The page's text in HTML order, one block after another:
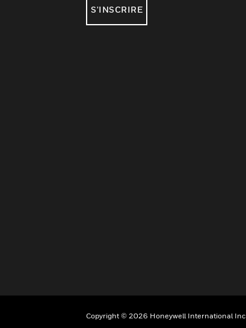
S'INSCRIRE
Copyright © 2026 Honeywell International Inc